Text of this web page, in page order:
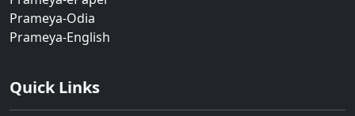
Prameya-Odia
Prameya-English
Quick Links